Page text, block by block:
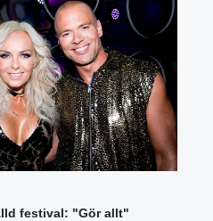
festival: "Gör allt"